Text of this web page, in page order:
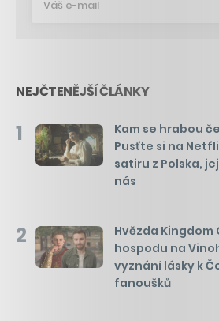
NEJČTENĚJŠÍ ČLÁNKY
1
Kam se hrabou
Pusťte si na
satiru z Polska,
nás
2
Hvězda
hospodu na
vyznání lásky k
fanoušků